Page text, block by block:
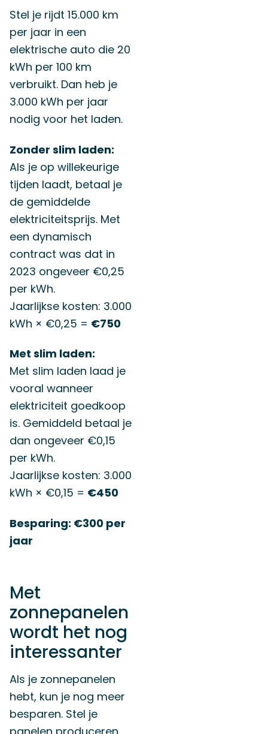
Stel je rijdt 15.000 km
per jaar in een
elektrische auto die 20
kWh per 100 km
verbruikt. Dan heb je
3.000 kWh per jaar
nodig voor het laden.
Zonder slim laden:
Als je op willekeurige
tijden laadt, betaal je
de gemiddelde
elektriciteitsprijs. Met
een dynamisch
contract was dat in
2023 ongeveer €0,25
per kWh.
Jaarlijkse kosten: 3.000
kWh × €0,25 = €750
Met slim laden:
Met slim laden laad je
vooral wanneer
elektriciteit goedkoop
is. Gemiddeld betaal je
dan ongeveer €0,15
per kWh.
Jaarlijkse kosten: 3.000
kWh × €0,15 = €450
Besparing: €300 per
jaar
Met
zonnepanelen
wordt het nog
interessanter
Als je zonnepanelen
hebt, kun je nog meer
besparen. Stel je